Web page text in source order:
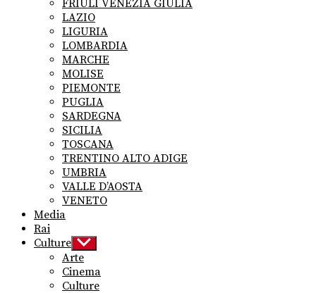
FRIULI VENEZIA GIULIA
LAZIO
LIGURIA
LOMBARDIA
MARCHE
MOLISE
PIEMONTE
PUGLIA
SARDEGNA
SICILIA
TOSCANA
TRENTINO ALTO ADIGE
UMBRIA
VALLE D’AOSTA
VENETO
Media
Rai
Culture Show
sub
menu
Arte
Cinema
Culture